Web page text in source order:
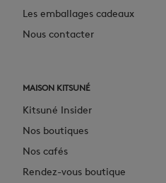
Les emballages cadeaux
Nous contacter
MAISON KITSUNÉ
Kitsuné Insider
Nos boutiques
Nos cafés
Rendez-vous boutique